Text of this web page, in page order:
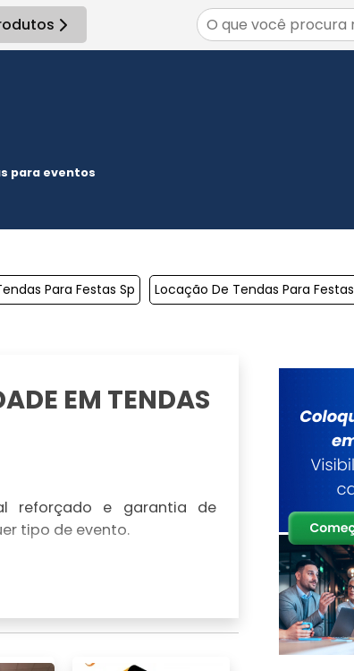
para eventos
Para Festas Sp Locação De Tendas Para Festas
EM TENDAS
reforçado e garantia de
tipo de evento.